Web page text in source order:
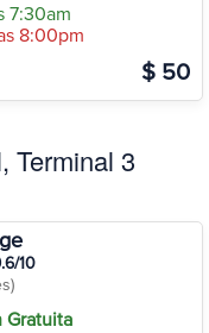
7:30am
8:00pm
$ 50
Terminal 3
10
Gratuita